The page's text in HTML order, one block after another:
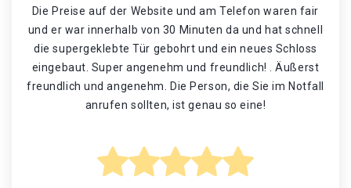
Die Preise auf der Website und am Telefon waren fair
und er war innerhalb von 30 Minuten da und hat schnell
die supergeklebte Tür gebohrt und ein neues Schloss
eingebaut. Super angenehm und freundlich! . Äußerst
freundlich und angenehm. Die Person, die Sie im Notfall
anrufen sollten, ist genau so eine!